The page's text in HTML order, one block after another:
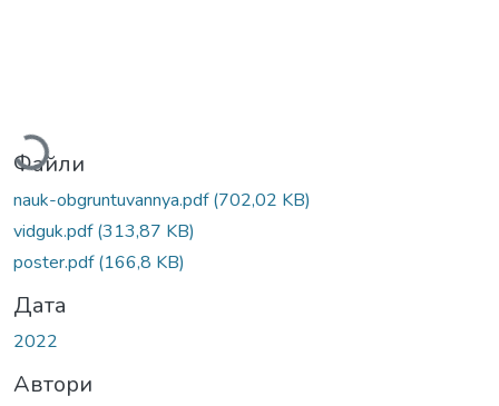
Вантажиться...
Файли
nauk-obgruntuvannya.pdf(702,02 KB)
vidguk.pdf(313,87 KB)
poster.pdf(166,8 KB)
Дата
2022
Автори